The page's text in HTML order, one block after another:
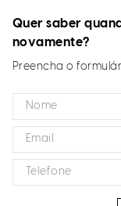
Quer saber
novamente?
Preencha o